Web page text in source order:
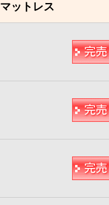
マットレス